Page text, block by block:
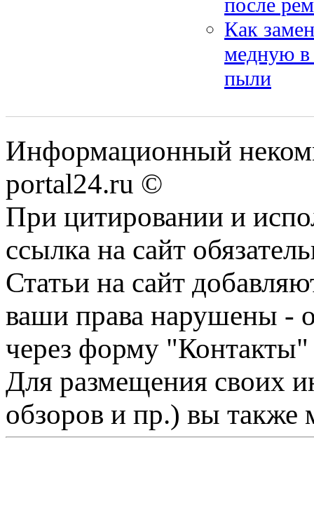
после
Как
медную в
пыли
Информационный
portal24.ru ©
При цитировании и
ссылка на сайт
Статьи на сайт
ваши права нарушены -
через форму "Контакты"
Для размещения своих
обзоров и пр.) вы также